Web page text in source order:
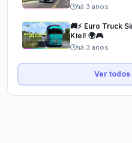
há 3 anos
🚚⚡ Euro Truck
Kiel! 🌍🎮
há 3 anos
Ver